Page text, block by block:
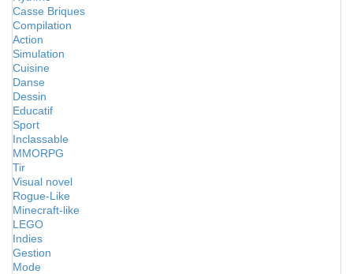
Casse Briques
Compilation
Action
Simulation
Cuisine
Danse
Dessin
Educatif
Sport
Inclassable
MMORPG
Tir
Visual novel
Rogue-Like
Minecraft-like
LEGO
Indies
Gestion
Mode